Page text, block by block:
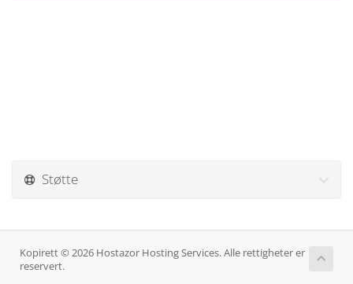
Støtte
Kopirett © 2026 Hostazor Hosting Services. Alle rettigheter er
reservert.